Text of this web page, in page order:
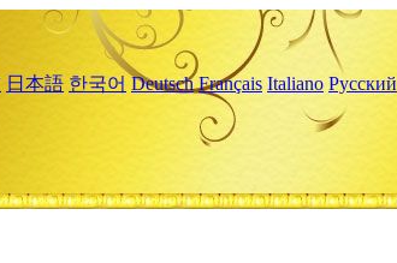
日本語 한국어 Deutsch Français Italiano Русский